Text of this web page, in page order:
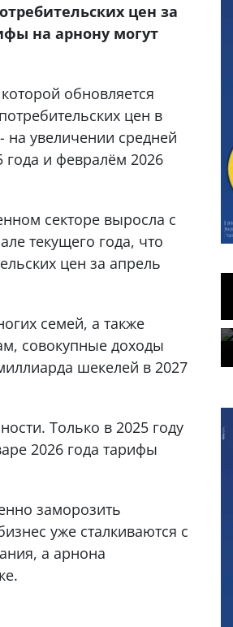
цен за
на арнону могут
обновляется
цен в
на увеличении средней
года и февралём 2026
секторе выросла с
текущего года, что
цен за апрель
семей, а также
совокупные доходы
шекелей в 2027
Только в 2025 году
2026 года тарифы
заморозить
уже сталкиваются с
а арнона